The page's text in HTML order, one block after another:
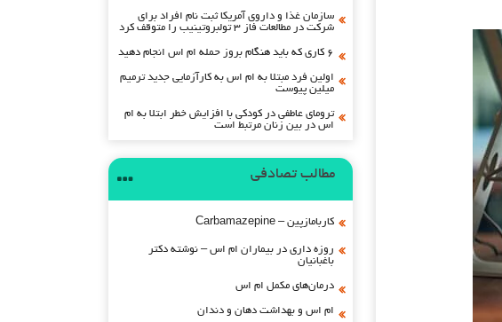
سازمان غذا و داروی آمریکا ثبت نام افراد برای
شرکت در مطالعات فاز ۳ تولبروتینیب را متوقف کرد
۶ کاری که باید هنگام بروز حمله ام اس انجام دهید
اولین فرد مبتلا به ام اس به کارآزمایی جدید ترمیم
میلین پیوست
ترومای عاطفی در کودکی با افزایش خطر ابتلا به ام
اس در بین زنان مرتبط است
مطالب تصادفی
کاربامازپین – Carbamazepine
روزه داری در بیماران ام اس – نوشته دکتر
باغبانیان
درمان‌های مکمل ام اس
ام اس و بهداشت دهان و دندان